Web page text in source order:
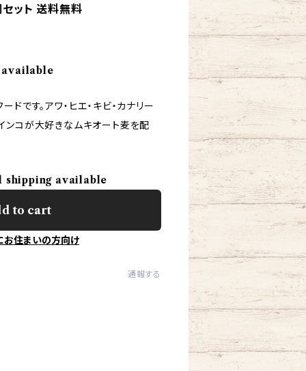
ット 送料無料
です。アワ・ヒエ・キビ・カナリー
ンコが大好きなムキオート麦を配
available
to cart
お住まいの方向け
通報する